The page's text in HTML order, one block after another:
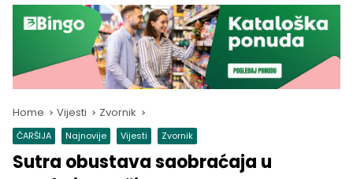
Home Vijesti Zvornik
ČARŠIJA Najnovije Vijesti Zvornik
Sutra obustava saobraćaja u